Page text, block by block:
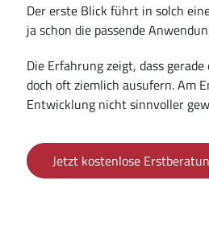
Der erste Blick führt in solch
ja schon die passende
Die Erfahrung zeigt, dass
doch oft ziemlich ausufern. Am
Entwicklung nicht sinnvoller
Jetzt kostenlose